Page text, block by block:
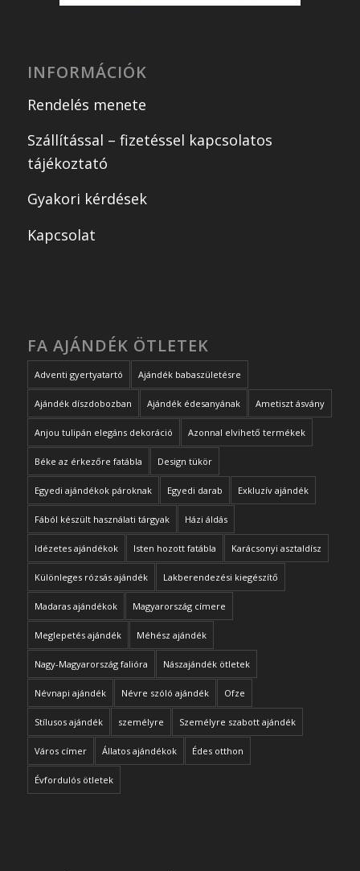
INFORMÁCIÓK
Rendelés menete
Szállítással – fizetéssel kapcsolatos
tájékoztató
Gyakori kérdések
Kapcsolat
FA AJÁNDÉK ÖTLETEK
Adventi gyertyatartó Ajándék babaszületésre
Ajándék díszdobozban Ajándék édesanyának Ametiszt ásvány
Anjou tulipán elegáns dekoráció Azonnal elvihető termékek
Béke az érkezőre fatábla Design tükör
Egyedi ajándékok pároknak Egyedi darab Exkluzív ajándék
Fából készült használati tárgyak Házi áldás
Idézetes ajándékok Isten hozott fatábla Karácsonyi asztaldísz
Különleges rózsás ajándék Lakberendezési kiegészítő
Madaras ajándékok Magyarország címere
Meglepetés ajándék Méhész ajándék
Nagy-Magyarország falióra Nászajándék ötletek
Névnapi ajándék Névre szóló ajándék Ofze
Stílusos ajándék személyre Személyre szabott ajándék
Város címer Állatos ajándékok Édes otthon
Évfordulós ötletek